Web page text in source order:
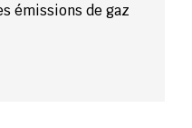
émissions de gaz